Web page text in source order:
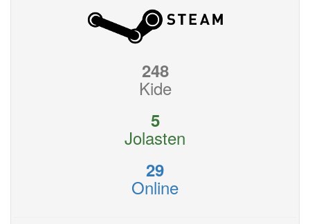
248
Kide
5
Jolasten
29
Online